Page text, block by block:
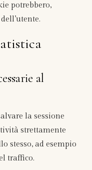
potrebbero,
al
la sessione
strettamente
stesso, ad esempio
traffico.